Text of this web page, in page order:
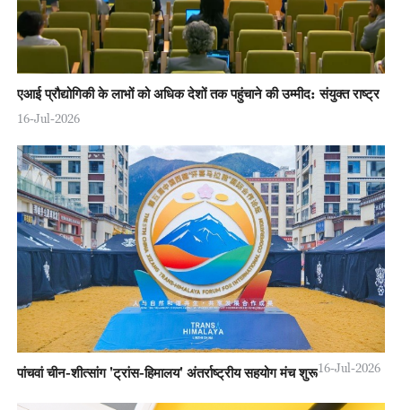
एआई प्रौद्योगिकी के लाभों को अधिक देशों तक पहुंचाने की उम्मीद: संयुक्त राष्ट्र
16-Jul-2026
पांचवां चीन-शीत्सांग 'ट्रांस-हिमालय' अंतर्राष्ट्रीय सहयोग मंच शुरू16-Jul-2026